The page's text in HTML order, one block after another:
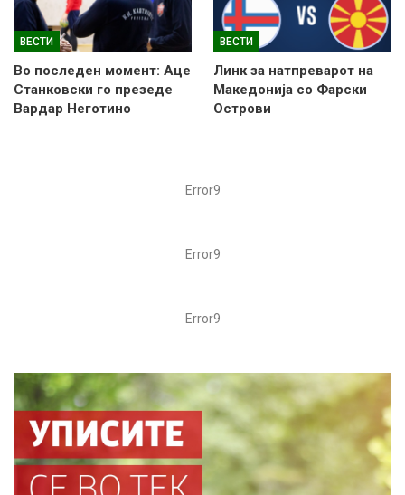
ВЕСТИ
Во последен момент: Аце
Станковски го презеде
Вардар Неготино
ВЕСТИ
Линк за натпреварот на
Македонија со Фарски
Острови
Error9
Error9
Error9